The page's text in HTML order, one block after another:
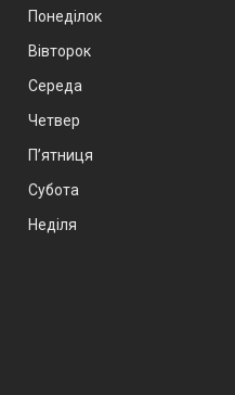
Понеділок
Вівторок
Середа
Четвер
Пʼятниця
Субота
Неділя